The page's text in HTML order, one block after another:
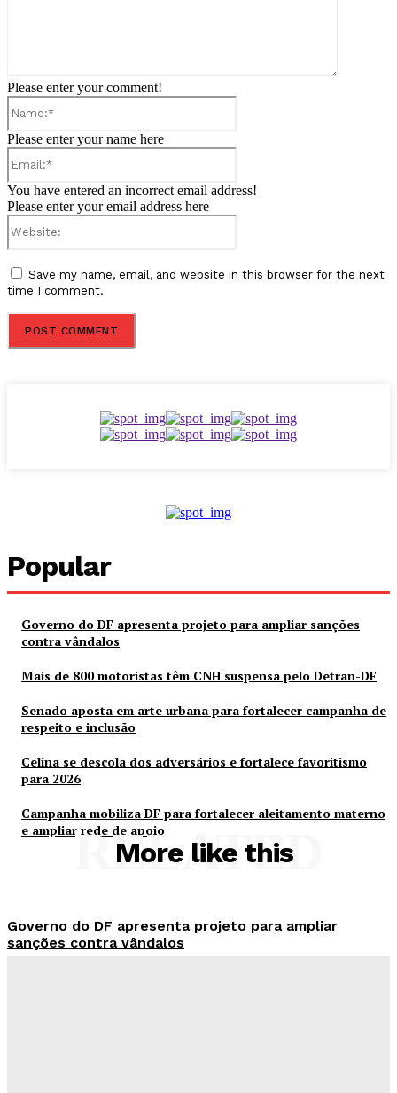
Please enter your comment!
Please enter your name here
You have entered an incorrect email address!
Please enter your email address here
Save my name, email, and website in this browser for the next
time I comment.
Popular
Governo do DF apresenta projeto para ampliar sanções
contra vândalos
Mais de 800 motoristas têm CNH suspensa pelo Detran-DF
Senado aposta em arte urbana para fortalecer campanha de
respeito e inclusão
Celina se descola dos adversários e fortalece favoritismo
para 2026
Campanha mobiliza DF para fortalecer aleitamento materno
e ampliar rede de apoio
More like this
RELATED
Governo do DF apresenta projeto para ampliar
sanções contra vândalos